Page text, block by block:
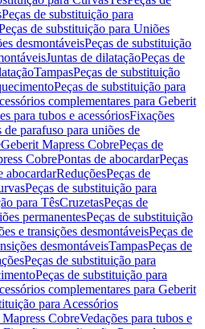
Peças de substituição para
de substituição para Uniões
desmontáveisPeças de substituição
Juntas de dilataçãoPeças de
TampasPeças de substituição
Peças de substituição para
complementares para Geberit
para tubos e acessóriosFixações
parafuso para uniões de
Geberit Mapress CobrePeças de
CobrePontas de abocardarPeças
abocardarReduçõesPeças de
Peças de substituição para
para TêsCruzetasPeças de
permanentesPeças de substituição
e transições desmontáveisPeças de
desmontáveisTampasPeças de
Peças de substituição para
Peças de substituição para
complementares para Geberit
para Acessórios
CobreVedações para tubos e